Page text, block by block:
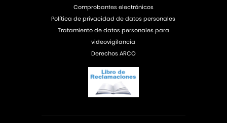
Comprobantes electrónicos
Política de privacidad de datos personales
Tratamiento de datos personales para
videovigilancia
Derechos ARCO